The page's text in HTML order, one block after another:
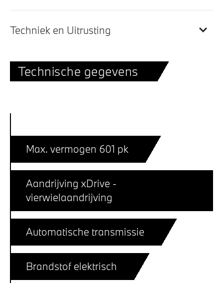
Techniek en Uitrusting
Technische gegevens
Max. vermogen 601 pk
Aandrijving xDrive -
vierwielaandrijving
Automatische transmissie
Brandstof elektrisch